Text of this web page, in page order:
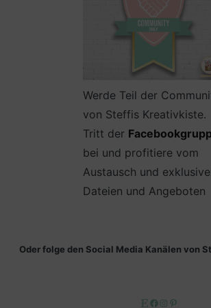
Werde Teil der
von Steffis Kreativkiste.
Tritt der
bei und profitiere vom
Austausch und
Dateien und Angeboten
Oder folge den Social Media Kanälen von
EtsyFacebook
Instagram